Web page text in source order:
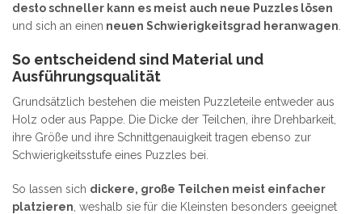
desto schneller kann es meist auch neue Puzzles lösen
und sich an einen neuen Schwierigkeitsgrad heranwagen
So entscheidend sind Material und
Ausführungsqualität
Grundsätzlich bestehen die meisten Puzzleteile entweder aus
Holz oder aus Pappe. Die Dicke der Teilchen, ihre Drehbarkeit,
ihre Größe und ihre Schnittgenauigkeit tragen ebenso zur
Schwierigkeitsstufe eines Puzzles bei.
So lassen sich dickere, große Teilchen meist einfacher
platzieren , weshalb sie für die Kleinsten besonders geeignet